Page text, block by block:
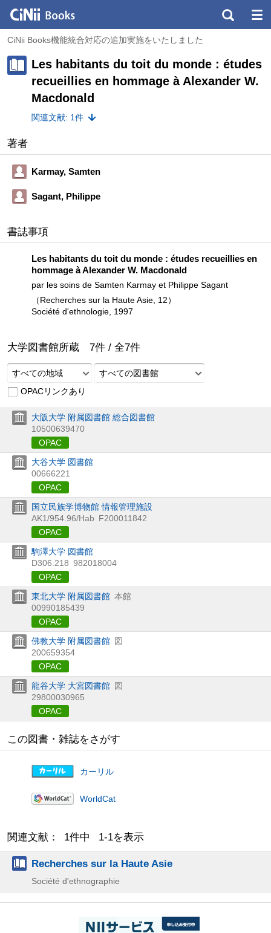
CiNii Books機能統合対応の追加実施をいたしました
Les habitants du toit du monde : études
recueillies en hommage à Alexander W.
Macdonald
関連文献: 1件
著者
Karmay, Samten
Sagant, Philippe
書誌事項
Les habitants du toit du monde : études recueillies en
hommage à Alexander W. Macdonald
par les soins de Samten Karmay et Philippe Sagant
（Recherches sur la Haute Asie, 12）
Société d'ethnologie, 1997
大学図書館所蔵 7件 / 全7件
すべての地域
すべての図書館
OPACリンクあり
大阪大学 附属図書館 総合図書館
10500639470
OPAC
大谷大学 図書館
00666221
OPAC
国立民族学博物館 情報管理施設
AK1/954.96/Hab F200011842
OPAC
駒澤大学 図書館
D306:218 982018004
OPAC
東北大学 附属図書館 本館
00990185439
OPAC
佛教大学 附属図書館 図
200659354
OPAC
龍谷大学 大宮図書館 図
29800030965
OPAC
この図書・雑誌をさがす
カーリル
WorldCat
関連文献： 1件中 1-1を表示
Recherches sur la Haute Asie
Société d'ethnographie